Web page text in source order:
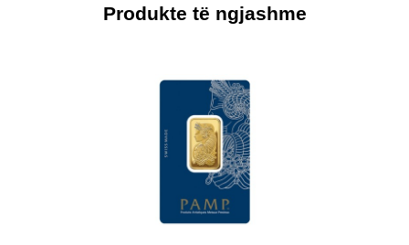
Produkte të ngjashme